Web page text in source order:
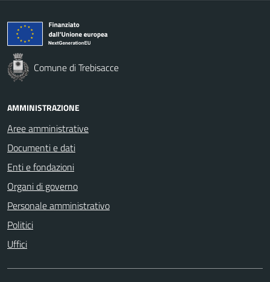
Comune di Trebisacce
AMMINISTRAZIONE
Aree amministrative
Documenti e dati
Enti e fondazioni
Organi di governo
Personale amministrativo
Politici
Uffici